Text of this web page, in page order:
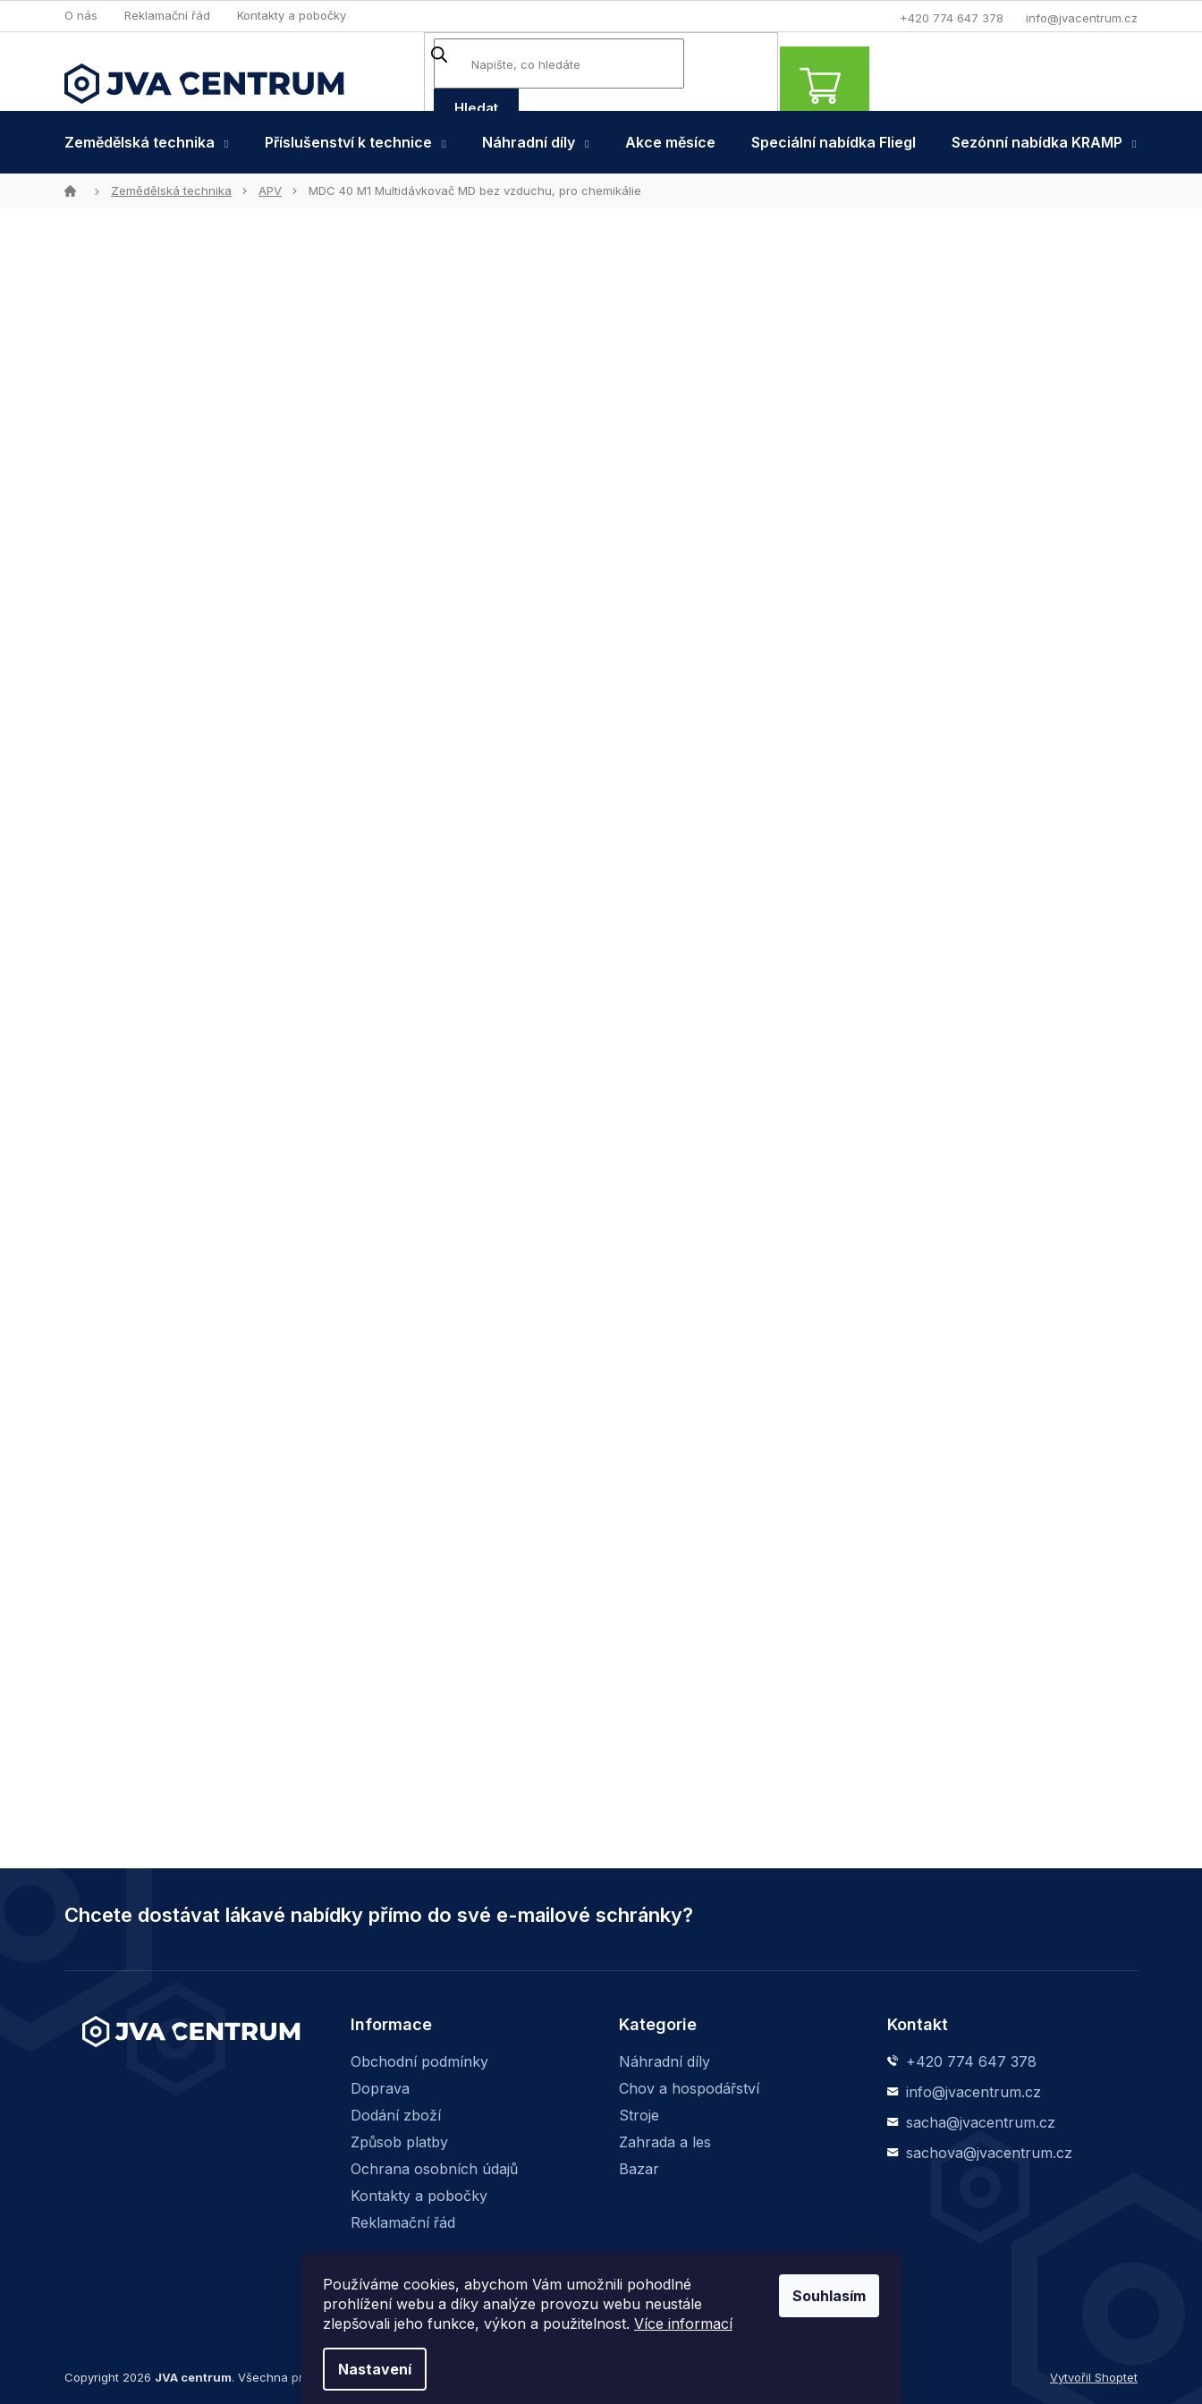
Používáme cookies, abychom Vám umožnili pohodlné
prohlížení webu a díky analýze provozu webu neustále
zlepšovali jeho funkce, výkon a použitelnost. Více informací
Nastavení
Souhlasím
na
+420 774 647 378 info@jvacentrum.cz
O nás Reklamační řád Kontakty a pobočky
Hledat
NÁKUPNÍ
KOŠÍK
Zemědělská technika
Příslušenství k technice Náhradní díly Akce měsíce Speciální nabídka Fliegl Sezónní nabídka KRAMP
DomůZemědělská technika APV MDC 40 M1 Multidávkovač MD bez vzduchu, pro chemikálie
Chcete dostávat lákavé nabídky přímo do své e-mailové schránky?
Informace
Obchodní podmínky
Doprava
Dodání zboží
Způsob platby
Ochrana osobních údajů
Kontakty a pobočky
Reklamační řád
Kategorie
Náhradní díly
Chov a hospodářství
Stroje
Zahrada a les
Bazar
Kontakt
+420 774 647 378
info@jvacentrum.cz
sacha@jvacentrum.cz
sachova@jvacentrum.cz
Facebook Instagram
Vytvořil Shoptet
Copyright 2026 JVA centrum. Všechna práva vyhrazena.